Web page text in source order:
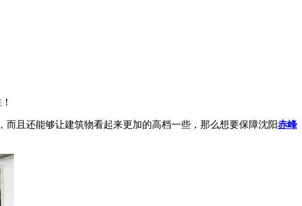
且还能够让建筑物看起来更加的高档一些，那么想要保障沈阳赤峰